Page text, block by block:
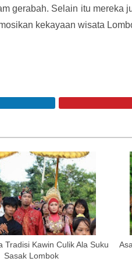
gerabah. Selain itu mereka
kekayaan wisata
Tradisi Kawin Culik Ala Suku
Sasak Lombok